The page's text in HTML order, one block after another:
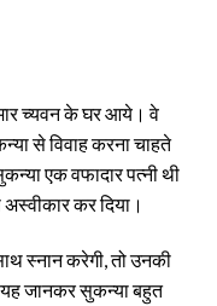
च्यवन के घर आये। वे
से विवाह करना चाहते
एक वफादार पत्नी थी
कर दिया।
स्नान करेगी, तो उनकी
जानकर सुकन्या बहुत